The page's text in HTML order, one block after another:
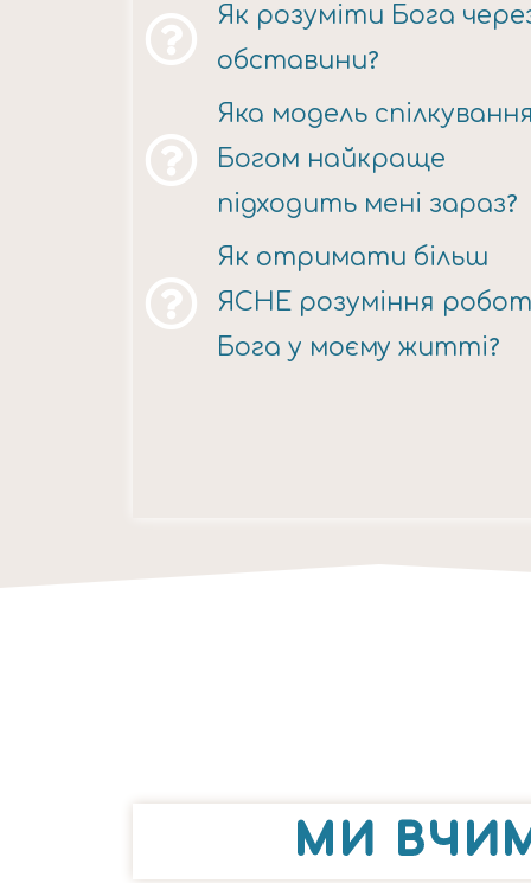
Як розуміти Бога
обставини?
Яка модель
Богом найкраще
підходить мені зараз?
Як отримати більш
ЯСНЕ розуміння
Бога у моєму житті?
МИ